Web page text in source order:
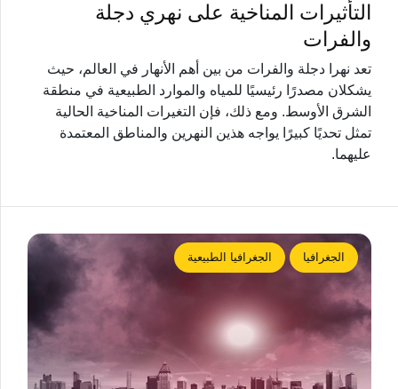
التأثيرات المناخية على نهري دجلة
والفرات
تعد نهرا دجلة والفرات من بين أهم الأنهار في العالم، حيث
يشكلان مصدرًا رئيسيًا للمياه والموارد الطبيعية في منطقة
الشرق الأوسط. ومع ذلك، فإن التغيرات المناخية الحالية
تمثل تحديًا كبيرًا يواجه هذين النهرين والمناطق المعتمدة
عليهما.
الجغرافيا الجغرافيا الطبيعية